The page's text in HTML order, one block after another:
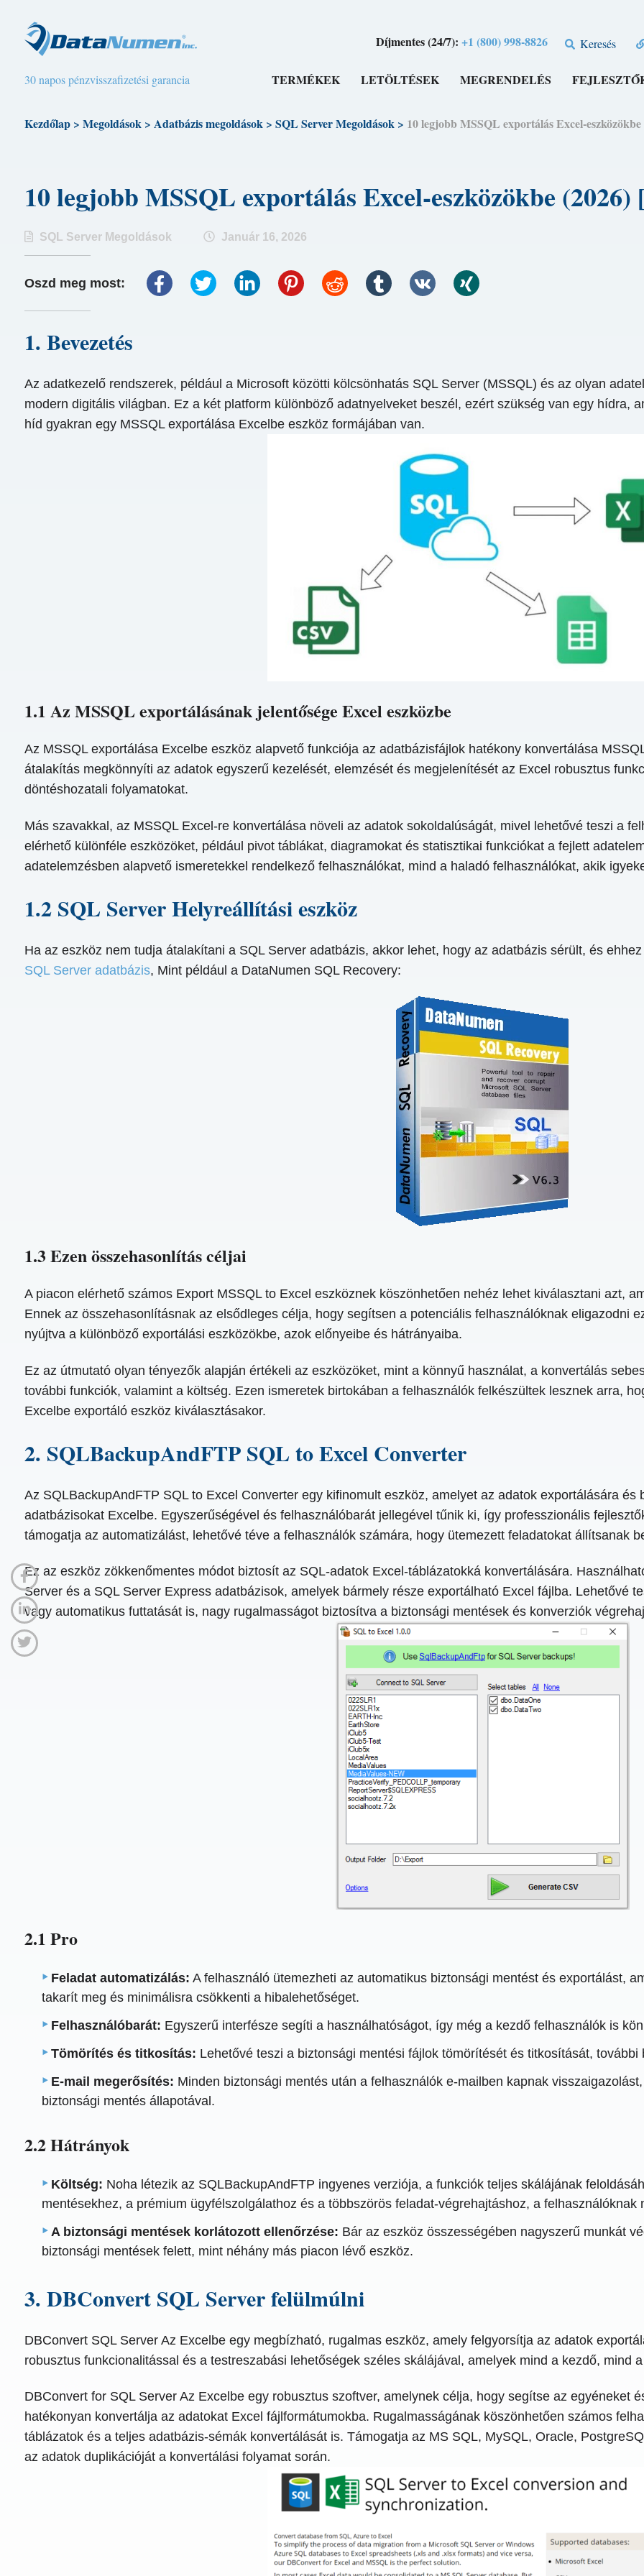
Díjmentes (24/7):+1 (800) 998-8826 Keresés
30 napos pénzvisszafizetési garancia TERMÉKEK LETÖLTÉSEK MEGRENDELÉS
Kezdőlap> Megoldások> Adatbázis megoldások> SQL Server Megoldások> 10 legjobb MSSQL exportálás Excel-
10 legjobb MSSQL exportálás Excel-eszközökbe
SQL Server Megoldások Január 16, 2026
Oszd meg most:
1. Bevezetés
Az adatkezelő rendszerek, például a Microsoft közötti kölcsönhatás SQL Server (MSSQL) és az olyan
modern digitális világban. Ez a két platform különböző adatnyelveket beszél, ezért szükség van egy hídra,
híd gyakran egy MSSQL exportálása Excelbe eszköz formájában van.
1.1 Az MSSQL exportálásának jelentősége Excel eszközbe
Az MSSQL exportálása Excelbe eszköz alapvető funkciója az adatbázisfájlok hatékony konvertálása
átalakítás megkönnyíti az adatok egyszerű kezelését, elemzését és megjelenítését az Excel robusztus
döntéshozatali folyamatokat.
Más szavakkal, az MSSQL Excel-re konvertálása növeli az adatok sokoldalúságát, mivel lehetővé teszi a
elérhető különféle eszközöket, például pivot táblákat, diagramokat és statisztikai funkciókat a fejlett
adatelemzésben alapvető ismeretekkel rendelkező felhasználókat, mind a haladó felhasználókat, akik
1.2 SQL Server Helyreállítási eszköz
Ha az eszköz nem tudja átalakítani a SQL Server adatbázis, akkor lehet, hogy az adatbázis sérült, és
SQL Server adatbázis, Mint például a DataNumen SQL Recovery:
1.3 Ezen összehasonlítás céljai
A piacon elérhető számos Export MSSQL to Excel eszköznek köszönhetően nehéz lehet kiválasztani azt,
Ennek az összehasonlításnak az elsődleges célja, hogy segítsen a potenciális felhasználóknak eligazodni
nyújtva a különböző exportálási eszközökbe, azok előnyeibe és hátrányaiba.
Ez az útmutató olyan tényezők alapján értékeli az eszközöket, mint a könnyű használat, a konvertálás
további funkciók, valamint a költség. Ezen ismeretek birtokában a felhasználók felkészültek lesznek arra,
Excelbe exportáló eszköz kiválasztásakor.
2. SQLBackupAndFTP SQL to Excel Converter
Az SQLBackupAndFTP SQL to Excel Converter egy kifinomult eszköz, amelyet az adatok exportálására
adatbázisokat Excelbe. Egyszerűségével és felhasználóbarát jellegével tűnik ki, így professzionális
támogatja az automatizálást, lehetővé téve a felhasználók számára, hogy ütemezett feladatokat állítsanak
Ez az eszköz zökkenőmentes módot biztosít az SQL-adatok Excel-táblázatokká konvertálására.
Server és a SQL Server Express adatbázisok, amelyek bármely része exportálható Excel fájlba. Lehetővé
vagy automatikus futtatását is, nagy rugalmasságot biztosítva a biztonsági mentések és konverziók
2.1 Pro
Feladat automatizálás: A felhasználó ütemezheti az automatikus biztonsági mentést és exportálást,
takarít meg és minimálisra csökkenti a hibalehetőséget.
Felhasználóbarát: Egyszerű interfésze segíti a használhatóságot, így még a kezdő felhasználók is
Tömörítés és titkosítás: Lehetővé teszi a biztonsági mentési fájlok tömörítését és titkosítását,
E-mail megerősítés: Minden biztonsági mentés után a felhasználók e-mailben kapnak
biztonsági mentés állapotával.
2.2 Hátrányok
Költség: Noha létezik az SQLBackupAndFTP ingyenes verziója, a funkciók teljes skálájának
mentésekhez, a prémium ügyfélszolgálathoz és a többszörös feladat-végrehajtáshoz, a
A biztonsági mentések korlátozott ellenőrzése: Bár az eszköz összességében nagyszerű munkát
biztonsági mentések felett, mint néhány más piacon lévő eszköz.
3. DBConvert SQL Server felülmúlni
DBConvert SQL Server Az Excelbe egy megbízható, rugalmas eszköz, amely felgyorsítja az adatok
robusztus funkcionalitással és a testreszabási lehetőségek széles skálájával, amelyek mind a kezdő, mind
DBConvert for SQL Server Az Excelbe egy robusztus szoftver, amelynek célja, hogy segítse az egyéneket
hatékonyan konvertálja az adatokat Excel fájlformátumokba. Rugalmasságának köszönhetően számos
táblázatok és a teljes adatbázis-sémák konvertálását is. Támogatja az MS SQL, MySQL, Oracle,
az adatok duplikációját a konvertálási folyamat során.